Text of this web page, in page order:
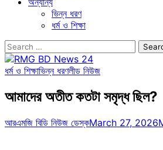
ভিন্ন ধরণ
ধর্ম ও শিক্ষা
Search
for:
ধর্ম ও শিক্ষাভিন্ন ধরণলীড নিউজ
আমাদের অতীত কতটা সমৃদ্ধ ছিল?
আরএমজি বিডি নিউজ ডেস্কMarch 27, 2026